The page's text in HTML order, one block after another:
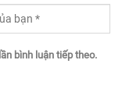
bình luận tiếp theo.